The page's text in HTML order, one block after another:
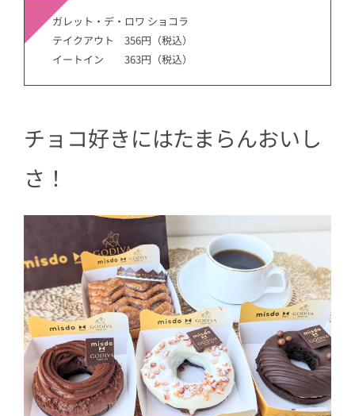
ガレット・デ・ロワ ショコラ
テイクアウト 356円（税込）
イートイン 363円（税込）
チョコ好きにはたまらんおいし
さ！